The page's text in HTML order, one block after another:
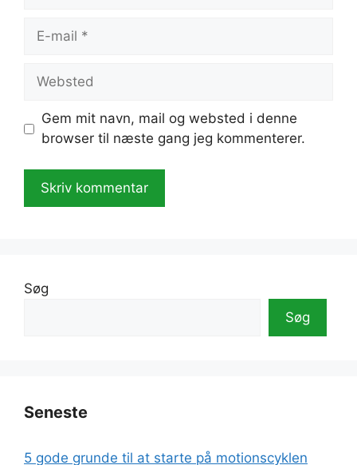
Websted
Gem mit navn, mail og websted i denne
browser til næste gang jeg kommenterer.
e
v
e
Søg
Søg
Seneste
5 gode grunde til at starte på motionscyklen